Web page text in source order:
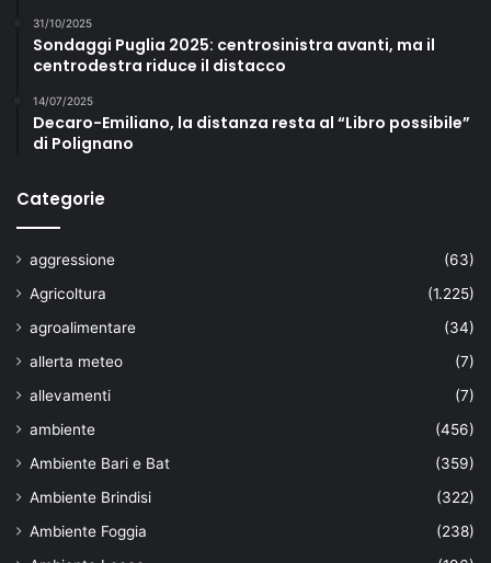
31/10/2025
Sondaggi Puglia 2025: centrosinistra avanti, ma il
centrodestra riduce il distacco
14/07/2025
Decaro-Emiliano, la distanza resta al “Libro possibile”
di Polignano
Categorie
aggressione
(63)
Agricoltura
(1.225)
agroalimentare
(34)
allerta meteo
(7)
allevamenti
(7)
ambiente
(456)
Ambiente Bari e Bat
(359)
Ambiente Brindisi
(322)
Ambiente Foggia
(238)